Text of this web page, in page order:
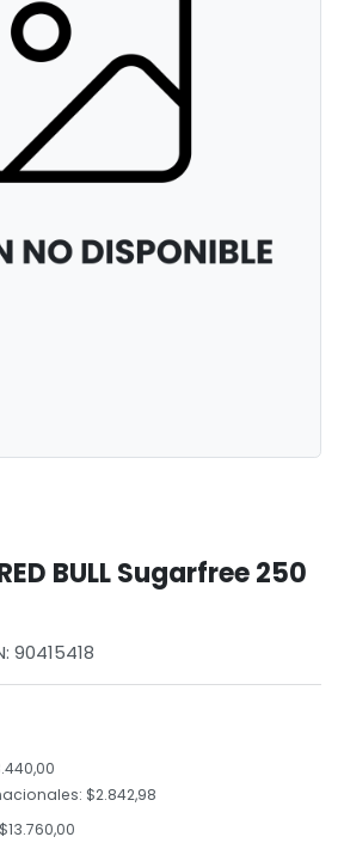
BULL Sugarfree 250
90415418
$2.842,98
$13.760,00